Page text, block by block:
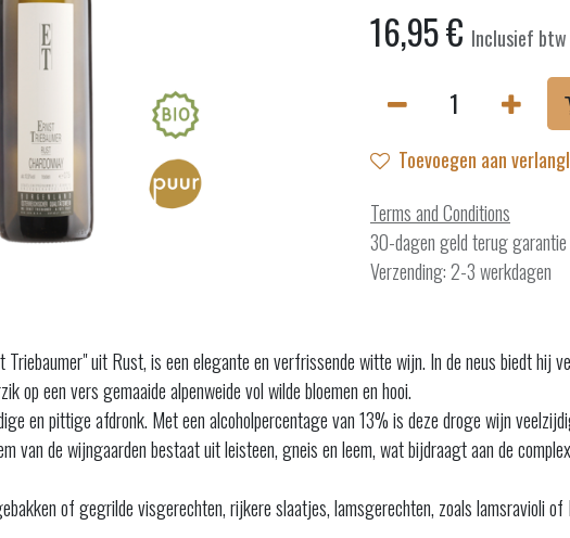
16,95€ Inclusief btw
Toevoegen aan
Terms and Conditions
30-dagen geld terug garantie
Verzending: 2-3 werkdagen
uit Rust, is een elegante en verfrissende witte wijn. In de neus biedt hij
op een vers gemaaide alpenweide vol wilde bloemen en hooi.
en pittige afdronk. Met een alcoholpercentage van 13% is deze droge wijn
van de wijngaarden bestaat uit leisteen, gneis en leem, wat bijdraagt aan de
of gegrilde visgerechten, rijkere slaatjes, lamsgerechten, zoals lamsravioli of